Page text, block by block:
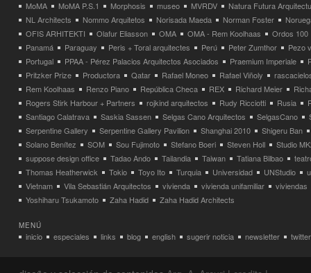
MoMA
MoMA P.S.1 Morphosis museo MVRDV
Natura Futura
NL Architects
Nommo Arquitetos Norisada Maeda Norman Foster
OFIS ARHITEKTI
Olafur Eliasson OMA OMA - Rem Koolhaas
Ordos 100
Panamá
Paraguay Peris + Toral arquitectes Perú Peter Zumthor
Pezo
Portugal
PPAA - Pérez Palacios Arquitectos Asociados Praemium Imperiale
Pritzker Prize
Productora Qatar Rafael Moneo Rafael Viñoly
Rem Koolhaas
Renzo Piano República Checa REX Richard Meier
Rogers Stirk Harbour + Partners
rojkind arquitectos Rudy Ricciotti Rusia
Santiago Calatrava
Saskia Sassen Selgas Cano Arquitectos SelgasCano
Serpentine Gallery
Serpentine Gallery Pavilion Shanghai 2010
Shigeru Ban
Solano Benítez
SOM Sou Fujimoto Stefano Boeri Steven Holl
Studio
suppose design office
Tadao Ando Tailandia Taiwan Tatiana Bilbao
Thomas Heatherwick
Tokio Toyo Ito Turquia Universidad UNStudio
Vietnam
Vila Sebastián Arquitectos vivienda vivienda unifamiliar
viviendas
Yoshiharu Tsukamoto
Zaha Hadid Zaha Hadid Architects
MENÚ
inicio especiales links blog english sugerir noticia newsletter twitter